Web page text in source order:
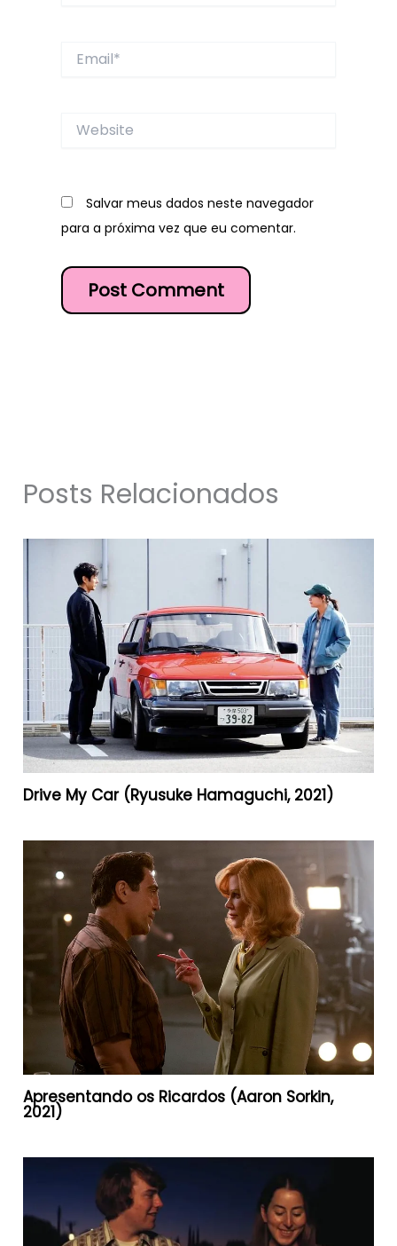
Website
Salvar meus dados neste navegador
para a próxima vez que eu comentar.
Posts Relacionados
Drive My Car (Ryusuke Hamaguchi, 2021)
Apresentando os Ricardos (Aaron Sorkin,
2021)